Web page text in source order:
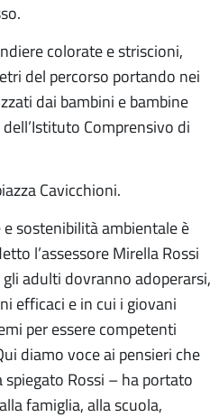
colorate e striscioni,
del percorso portando nei
dai bambini e bambine
Comprensivo di
Cavicchioni.
sostenibilità ambientale è
l’assessore Mirella Rossi
adulti dovranno adoperarsi,
efficaci e in cui i giovani
per essere competenti
diamo voce ai pensieri che
spiegato Rossi – ha portato
famiglia, alla scuola,